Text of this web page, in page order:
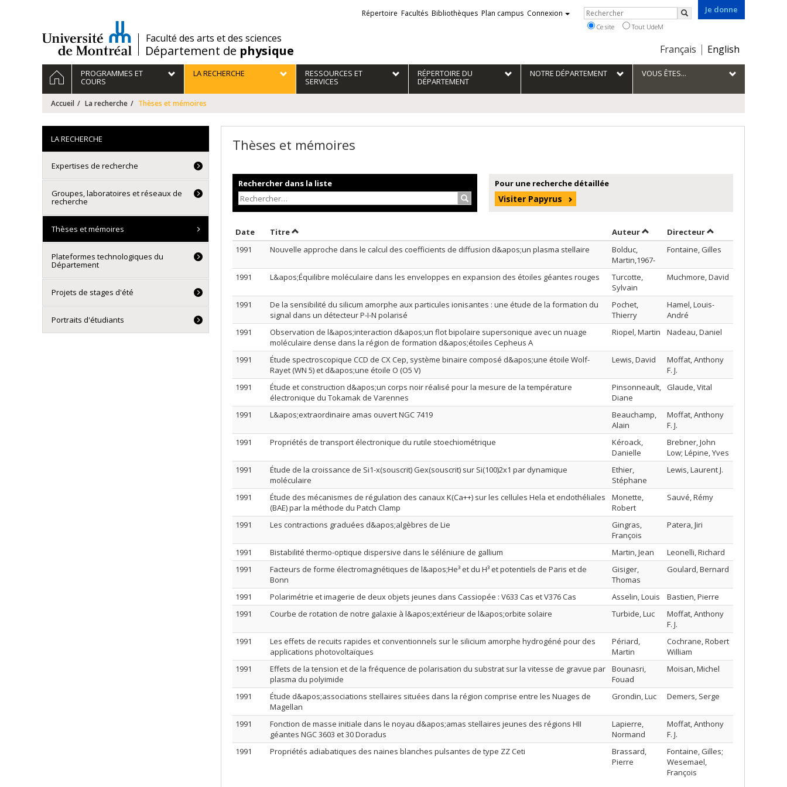
/Faculté des arts et des sciences
Département de physique
Je donne
Choix
la
langue
Français English
Liens
externes
Répertoire Facultés Bibliothèques Plan campus Connexion Rechercher
Rechercher
Ce site Tout UdeM
Navigation
principale
ACCUEILPROGRAMMES ET
COURS
LA RECHERCHE RESSOURCES ET
SERVICES
RÉPERTOIRE DU
DÉPARTEMENT
NOTRE DÉPARTEMENT VOUS ÊTES...
Accueil La recherche Thèses et mémoires
Thèses et mémoires
Rechercher dans la liste
Rechercher…
Pour une recherche détaillée
Visiter Papyrus
Date Trier par date en ordre décroissant
TitreTrier par titre en ordre décroissant AuteurTrier par auteur en ordre
Directeurpar contributeur
1991
Nouvelle approche dans le calcul des coefficients de diffusion d&apos;un plasma stellaire
Bolduc,
Martin,1967-
Fontaine, Gilles
1991 L&apos;Équilibre moléculaire dans les enveloppes en expansion des étoiles géantes rouges
Turcotte,
Sylvain
Muchmore, David
1991
De la sensibilité du silicum amorphe aux particules ionisantes : une étude de la formation du
signal dans un détecteur P-I-N polarisé
Pochet,
Thierry
Hamel, Louis-
André
1991
Observation de l&apos;interaction d&apos;un flot bipolaire supersonique avec un nuage
moléculaire dense dans la région de formation d&apos;étoiles Cepheus A
Riopel, Martin Nadeau, Daniel
1991
Étude spectroscopique CCD de CX Cep, système binaire composé d&apos;une étoile Wolf-
Rayet (WN 5) et d&apos;une étoile O (O5 V)
Lewis, David
Moffat, Anthony
F. J.
1991
Étude et construction d&apos;un corps noir réalisé pour la mesure de la température
électronique du Tokamak de Varennes
Pinsonneault,
Diane
Glaude, Vital
1991 L&apos;extraordinaire amas ouvert NGC 7419
Beauchamp,
Alain
Moffat, Anthony
F. J.
1991
Propriétés de transport électronique du rutile stoechiométrique
Kéroack,
Danielle
Brebner, John
Low; Lépine, Yves
1991
Étude de la croissance de Si1-x(souscrit) Gex(souscrit) sur Si(100)2x1 par dynamique
moléculaire
Ethier,
Stéphane
Lewis, Laurent J.
1991
Étude des mécanismes de régulation des canaux K(Ca++) sur les cellules Hela et endothéliales
(BAE) par la méthode du Patch Clamp
Monette,
Robert
Sauvé, Rémy
1991 Les contractions graduées d&apos;algèbres de Lie
Gingras,
François
Patera, Jiri
1991 Bistabilité thermo-optique dispersive dans le séléniure de gallium Martin, Jean
Leonelli, Richard
1991
Facteurs de forme électromagnétiques de l&apos;He³ et du H³ et potentiels de Paris et de
Bonn
Gisiger,
Thomas
Goulard, Bernard
1991 Polarimétrie et imagerie de deux objets jeunes dans Cassiopée : V633 Cas et V376 Cas Asselin, Louis
Bastien, Pierre
1991
Courbe de rotation de notre galaxie à l&apos;extérieur de l&apos;orbite solaire Turbide, Luc
Moffat, Anthony
F. J.
1991
Les effets de recuits rapides et conventionnels sur le silicium amorphe hydrogéné pour des
applications photovoltaïques
Périard,
Martin
Cochrane, Robert
William
1991
Effets de la tension et de la fréquence de polarisation du substrat sur la vitesse de gravue par
plasma du polyimide
Bounasri,
Fouad
Moisan, Michel
1991
Étude d&apos;associations stellaires situées dans la région comprise entre les Nuages de
Magellan
Grondin, Luc Demers, Serge
1991
Fonction de masse initiale dans le noyau d&apos;amas stellaires jeunes des régions HII
géantes NGC 3603 et 30 Doradus
Lapierre,
Normand
Moffat, Anthony
F. J.
1991
Propriétés adiabatiques des naines blanches pulsantes de type ZZ Ceti
Brassard,
Pierre
Fontaine, Gilles;
Wesemael,
François
LA RECHERCHE
Expertises de recherche
Groupes, laboratoires et réseaux de
recherche
Thèses et mémoires
Plateformes technologiques du
Département
Projets de stages d'été
Portraits d'étudiants